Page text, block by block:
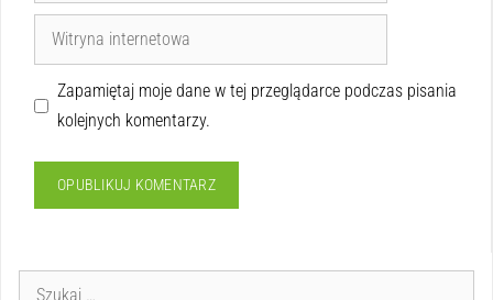
Zapamiętaj moje dane w tej przeglądarce podczas pisania
kolejnych komentarzy.